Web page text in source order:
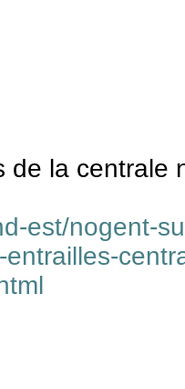
de la centrale
est/nogent-